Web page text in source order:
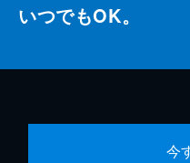
いつでもOK。
今